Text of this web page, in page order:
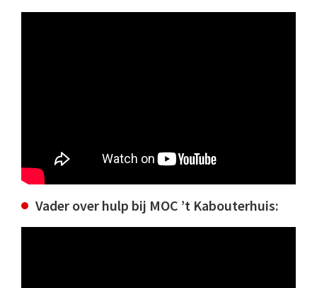
Vader over hulp bij MOC ’t Kabouterhuis: